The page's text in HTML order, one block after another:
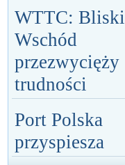
WTTC: Bliski
Wschód
przezwycięży
trudności
Port Polska
przyspiesza